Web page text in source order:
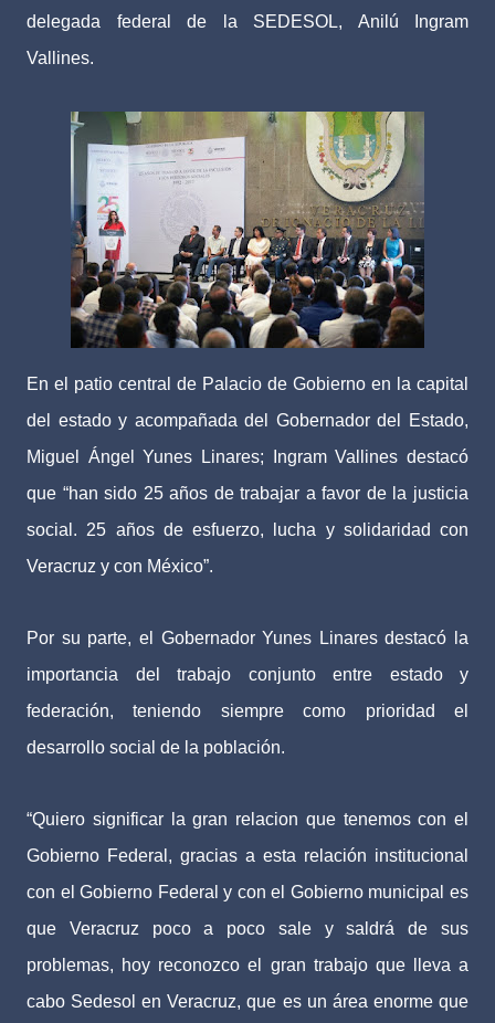
delegada federal de la SEDESOL, Anilú Ingram
Vallines.
En el patio central de Palacio de Gobierno en la capital
del estado y acompañada del Gobernador del Estado,
Miguel Ángel Yunes Linares; Ingram Vallines destacó
que “han sido 25 años de trabajar a favor de la justicia
social. 25 años de esfuerzo, lucha y solidaridad con
Veracruz y con México”.
Por su parte, el Gobernador Yunes Linares destacó la
importancia del trabajo conjunto entre estado y
federación, teniendo siempre como prioridad el
desarrollo social de la población.
“Quiero significar la gran relacion que tenemos con el
Gobierno Federal, gracias a esta relación institucional
con el Gobierno Federal y con el Gobierno municipal es
que Veracruz poco a poco sale y saldrá de sus
problemas, hoy reconozco el gran trabajo que lleva a
cabo Sedesol en Veracruz, que es un área enorme que